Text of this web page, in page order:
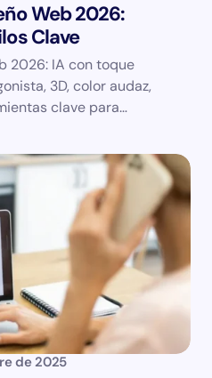
Web 2026:
Clave
2026: IA con toque
3D, color audaz,
clave para…
de 2025